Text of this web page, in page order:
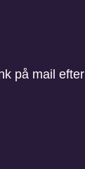
på mail efter